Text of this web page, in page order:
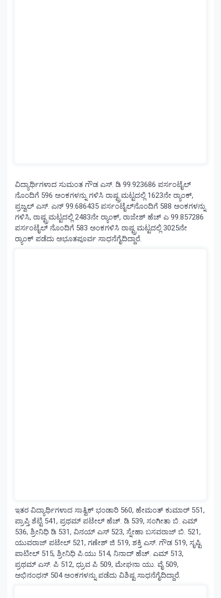
ವಿದ್ಯಾರ್ಥಿಗಳಾದ ಸುಮಂತ ಗೌಡ ಎಸ್‌. ಡಿ 99.923686 ಪರ್ಸಂಟೈಲ್‌
ನೊಂದಿಗೆ 596 ಅಂಕಗಳನ್ನು ಗಳಿಸಿ ರಾಷ್ಟ್ರಮಟ್ಟದಲ್ಲಿ 1623ನೇ ರ‍್ಯಾಂಕ್‌,
ಪ್ರಜ್ವಲ್‌ ಎಸ್‌. ಎನ್‌ 99.686435 ಪರ್ಸಂಟೈಲ್‌ನೊಂದಿಗೆ 588 ಅಂಕಗಳನ್ನು
ಗಳಿಸಿ, ರಾಷ್ಟ್ರಮಟ್ಟದಲ್ಲಿ 2483ನೇ ರ‍್ಯಾಂಕ್‌, ರಾಜೇಶ್‌ ಹೆಚ್‌ ಎ 99.857286
ಪರ್ಸಂಟೈಲ್‌ ನೊಂದಿಗೆ 583 ಅಂಕಗಳಿಸಿ ರಾಷ್ಟ್ರಮಟ್ಟದಲ್ಲಿ 3025ನೇ
ರ‍್ಯಾಂಕ್‌ ಪಡೆದು ಅಭೂತಪೂರ್ವ ಸಾಧನೆಗೈದಿದ್ದಾರೆ.
ಇತರ ವಿದ್ಯಾರ್ಥಿಗಳಾದ ಸಾತ್ವಿಕ್‌ ಭಂಡಾರಿ 560, ಹೇಮಂತ್‌ ಕುಮಾರ್‌ 551,
ಪ್ರಾಪ್ತಿ ಶೆಟ್ಟಿ 541, ಪ್ರಥಮ್‌ ಪಟೇಲ್‌ ಹೆಚ್‌. ಡಿ 539, ಸಂಗೀತಾ ಬಿ. ಎಮ್‌
536, ಶ್ರೀನಿಧಿ ಡಿ 531, ವಿನಯ್‌ ಎಸ್‌ 523, ಸ್ನೇಹಾ ಬಸವರಾಜ್‌ ಬಿ. 521,
ಯುವರಾಜ್‌ ಪಟೇಲ್‌ 521, ಗಣೇಶ್‌ ಜಿ 519, ಶಕ್ತಿ ಎಸ್‌. ಗೌಡ 519, ಸೃಷ್ಟಿ
ಪಾಟೀಲ್‌ 515, ಶ್ರೀನಿಧಿ ಪಿ.ಯು 514, ನಿನಾದ್‌ ಹೆಚ್‌. ಎಮ್‌ 513,
ಪ್ರಥಮ್‌ ಎಸ್‌. ಪಿ 512, ಧ್ರುವ ಪಿ 509, ಮೇಘನಾ ಯು. ವೈ 509,
ಅಭಿನಂಧನ್‌ 504 ಅಂಕಗಳನ್ನು ಪಡೆದು ವಿಶಿಷ್ಟ ಸಾಧನೆಗೈದಿದ್ದಾರೆ.